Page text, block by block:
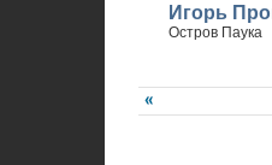
Игорь
Остров Паука